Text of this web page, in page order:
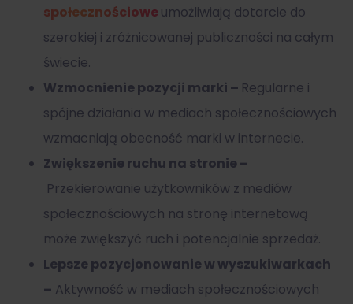
społecznościoweumożliwiają dotarcie do
szerokiej i zróżnicowanej publiczności na całym
świecie.
Wzmocnienie pozycji marki – Regularne i
spójne działania w mediach społecznościowych
wzmacniają obecność marki w internecie.
Zwiększenie ruchu na stronie –
Przekierowanie użytkowników z mediów
społecznościowych na stronę internetową
może zwiększyć ruch i potencjalnie sprzedaż.
Lepsze pozycjonowanie w wyszukiwarkach
– Aktywność w mediach społecznościowych